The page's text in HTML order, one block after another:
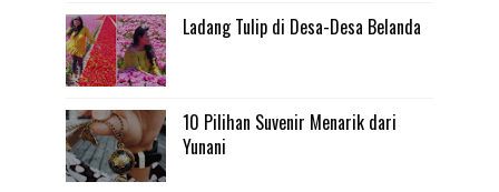
Ladang Tulip di Desa-Desa Belanda
10 Pilihan Suvenir Menarik dari
Yunani